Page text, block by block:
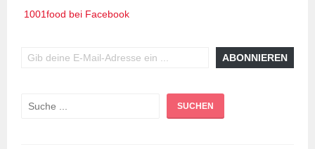
1001food bei Facebook
ABONNIEREN
Suchen SUCHEN